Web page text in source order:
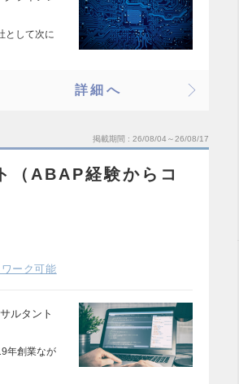
として次に
詳細へ
掲載期間 26/08/04～26/08/17
（ABAP経験からコ
ーク可能
ルタント
年創業なが